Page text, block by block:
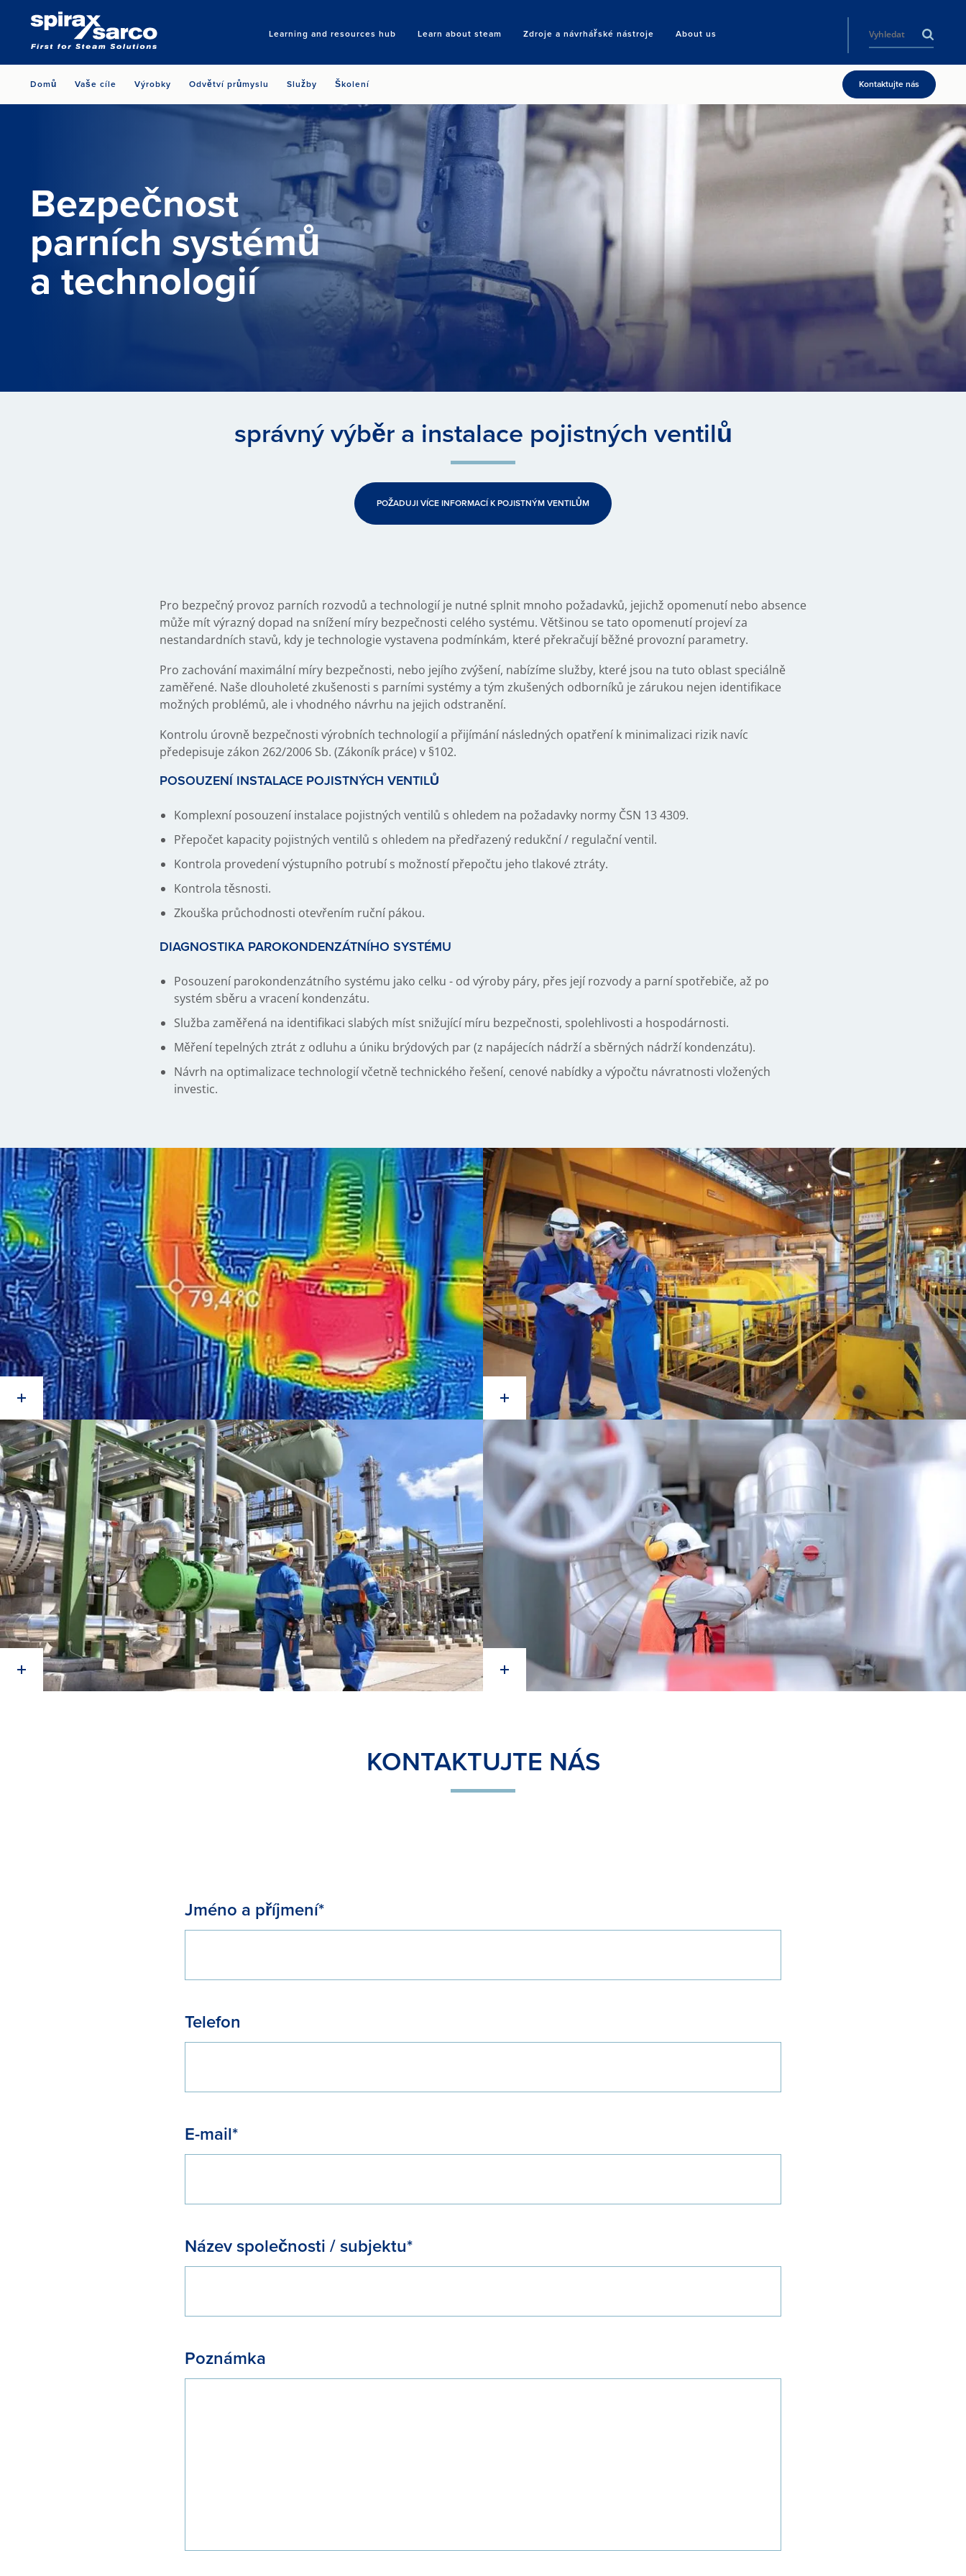
Learning and resources hub Learn about steam Zdroje a návrhářské nástroje About us
Search
Domů Vaše cíle Výrobky Odvětví průmyslu Služby Školení Kontaktujte nás
Bezpečnost
parních systémů
a‍ technologií
správný výběr a instalace pojistných ventilů
POŽADUJI VÍCE INFORMACÍ K POJISTNÝM VENTILŮM
Pro bezpečný provoz parních rozvodů a technologií je nutné splnit mnoho požadavků, jejichž opomenutí nebo absence
může mít výrazný dopad na snížení míry bezpečnosti celého systému. Většinou se tato opomenutí projeví za
nestandardních stavů, kdy je technologie vystavena podmínkám, které překračují běžné provozní parametry.
Pro zachování maximální míry bezpečnosti, nebo jejího zvýšení, nabízíme služby, které jsou na tuto oblast speciálně
zaměřené. Naše dlouholeté zkušenosti s parními systémy a tým zkušených odborníků je zárukou nejen identifikace
možných problémů, ale i vhodného návrhu na jejich odstranění.
Kontrolu úrovně bezpečnosti výrobních technologií a přijímání následných opatření k minimalizaci rizik navíc
předepisuje zákon 262/2006 Sb. (Zákoník práce) v §102.
POSOUZENÍ INSTALACE POJISTNÝCH VENTILŮ
Komplexní posouzení instalace pojistných ventilů s ohledem na požadavky normy ČSN 13 4309.
Přepočet kapacity pojistných ventilů s ohledem na předřazený redukční / regulační ventil.
Kontrola provedení výstupního potrubí s možností přepočtu jeho tlakové ztráty.
Kontrola těsnosti.
Zkouška průchodnosti otevřením ruční pákou.
DIAGNOSTIKA PAROKONDENZÁTNÍHO SYSTÉMU
Posouzení parokondenzátního systému jako celku - od výroby páry, přes její rozvody a parní spotřebiče, až po
systém sběru a vracení kondenzátu.
Služba zaměřená na identifikaci slabých míst snižující míru bezpečnosti, spolehlivosti a hospodárnosti.
Měření tepelných ztrát z odluhu a úniku brýdových par (z napájecích nádrží a sběrných nádrží kondenzátu).
Návrh na optimalizace technologií včetně technického řešení, cenové nabídky a výpočtu návratnosti vložených
investic.
KONTAKTUJTE NÁS
Jméno a příjmení*
Telefon
E-mail*
Název společnosti / subjektu*
Poznámka